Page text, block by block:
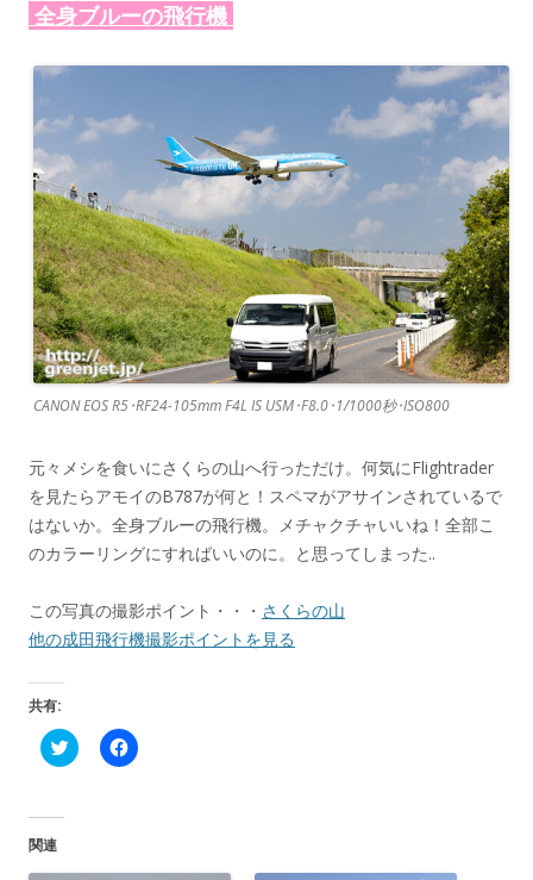
全身ブルーの飛行機
CANON EOS R5･RF24-105mm F4L IS USM･F8.0･1/1000秒･ISO800
元々メシを食いにさくらの山へ行っただけ。何気にFlightrader
を見たらアモイのB787が何と！スペマがアサインされているで
はないか。全身ブルーの飛行機。メチャクチャいいね！全部こ
のカラーリングにすればいいのに。と思ってしまった..
この写真の撮影ポイント・・・ さくらの山
他の成田飛行機撮影ポイントを見る
共有:
ク
リ
i
F
a
で
関連